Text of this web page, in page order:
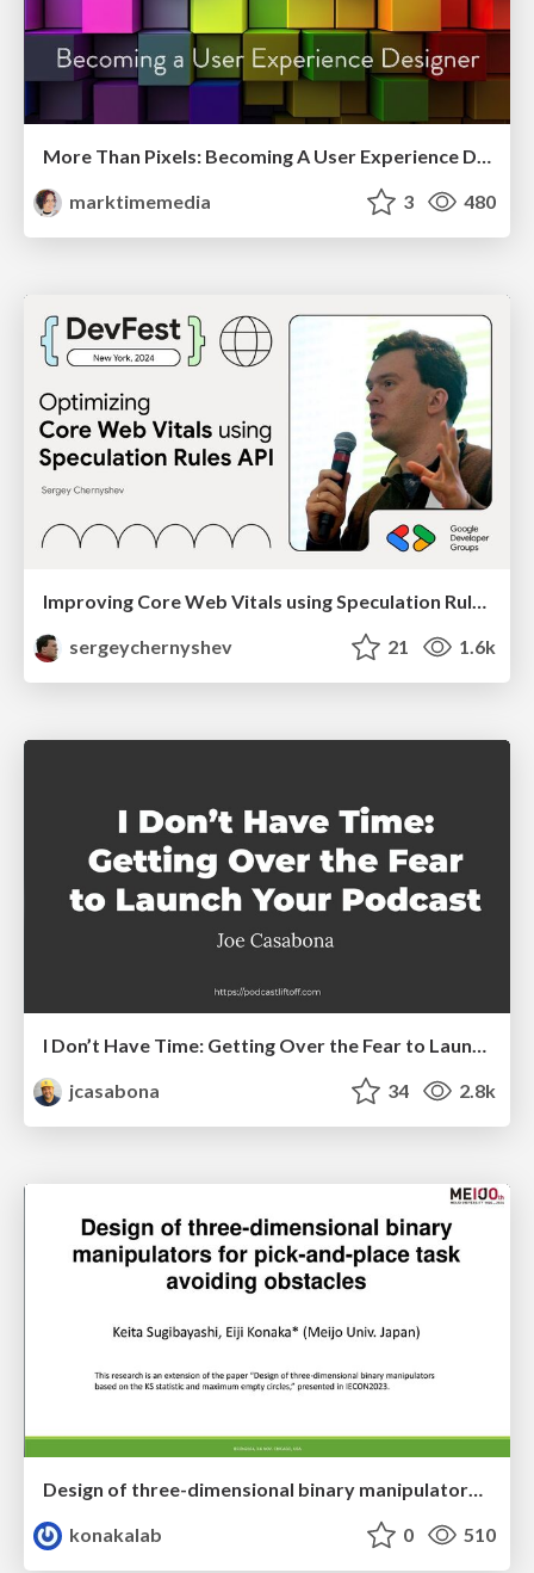
More Than Pixels: Becoming A User Experience Designer
marktimemedia
3 480
sergeychernyshev
21 1.6k
I Don’t Have Time: Getting Over the Fear to Launch Your Podcast
jcasabona
34 2.8k
Design of three-dimensional binary manipulators for pick-and-place task avoiding obstacles (IECON2024)
konakalab
0 510